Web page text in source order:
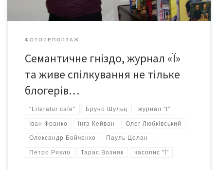
ФОТОРЕПОРТАЖ
Семантичне гніздо, журнал «Ї»
та живе спілкування не тільке
блогерів…
"Literatur cafe" Бруно Шульц журнал "Ї"
Іван Франко Інга Кейван Олег Любківський
Олександр Бойченко Пауль Целан
Петро Рихло Тарас Возняк часопис "Ї"